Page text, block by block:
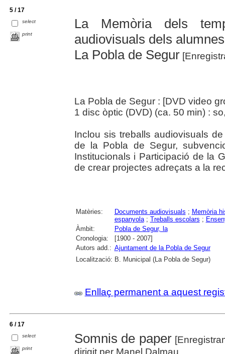
5 / 17
select
print
La Memòria dels
audiovisuals dels
La Pobla de Segur
La Pobla de Segur : [DVD video
1 disc òptic (DVD) (ca. 50 min) :
Inclou sis treballs audiovisuals
de la Pobla de Segur,
Institucionals i Participació de la
de crear projectes adreçats a la
Matèries: Documents audiovisuals ; Memòria
espanyola; Treballs escolars ;
Àmbit:
Pobla de Segur, la
Cronologia:
[1900 - 2007]
Autors add.: Ajuntament de la Pobla de Segur
Localització: B. Municipal (La Pobla de Segur)
Enllaç permanent a aquest
6 / 17
select
print
Somnis de paper
dirigit per Manel Dalmau